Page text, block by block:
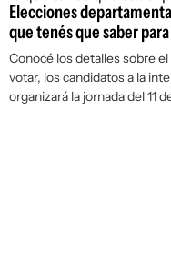
Elecciones
que tenés que saber
Conocé los detalles sobre
votar, los candidatos a la
organizará la jornada del 11